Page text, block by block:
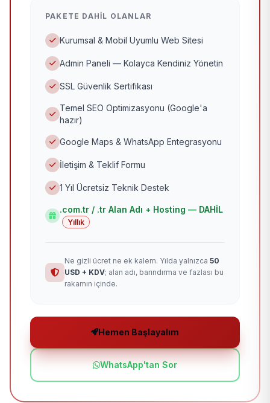
PAKETE DAHIL OLANLAR
Kurumsal & Mobil Uyumlu Web Sitesi
Admin Paneli — Kolayca Kendiniz Yönetin
SSL Güvenlik Sertifikası
Temel SEO Optimizasyonu (Google'a
hazır)
Google Maps & WhatsApp Entegrasyonu
İletişim & Teklif Formu
1 Yıl Ücretsiz Teknik Destek
.com.tr / .tr Alan Adı + Hosting — DAHİL
Yıllık
Ne gizli ücret ne ek kalem. Yılda yalnızca 50
USD + KDV; alan adı, barındırma ve fazlası bu
rakamın içinde.
Hemen Başlayalım
WhatsApp'tan Sor